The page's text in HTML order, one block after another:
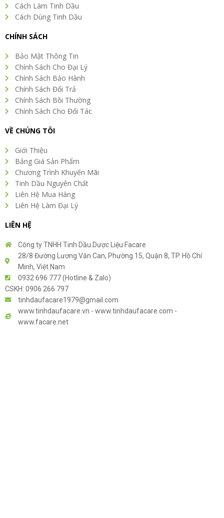
Cách Làm Tinh Dầu
Cách Dùng Tinh Dầu
CHÍNH SÁCH
Bảo Mật Thông Tin
Chính Sách Cho Đại Lý
Chính Sách Bảo Hành
Chính Sách Đổi Trả
Chính Sách Bồi Thường
Chính Sách Cho Đối Tác
VỀ CHÚNG TÔI
Giới Thiệu
Bảng Giá Sản Phẩm
Chương Trình Khuyến Mãi
Tinh Dầu Nguyên Chất
Liên Hệ Mua Hàng
Liên Hệ Làm Đại Lý
LIÊN HỆ
Công ty TNHH Tinh Dầu Dược Liệu Facare
28/8 Đường Lương Văn Can, Phường 15, Quận 8, TP. Hồ Chí
Minh, Việt Nam
0932 696 777 (Hotline & Zalo)
CSKH: 0906 266 797
tinhdaufacare1979@gmail.com
www.tinhdaufacare.vn - www.tinhdaufacare.com -
www.facare.net